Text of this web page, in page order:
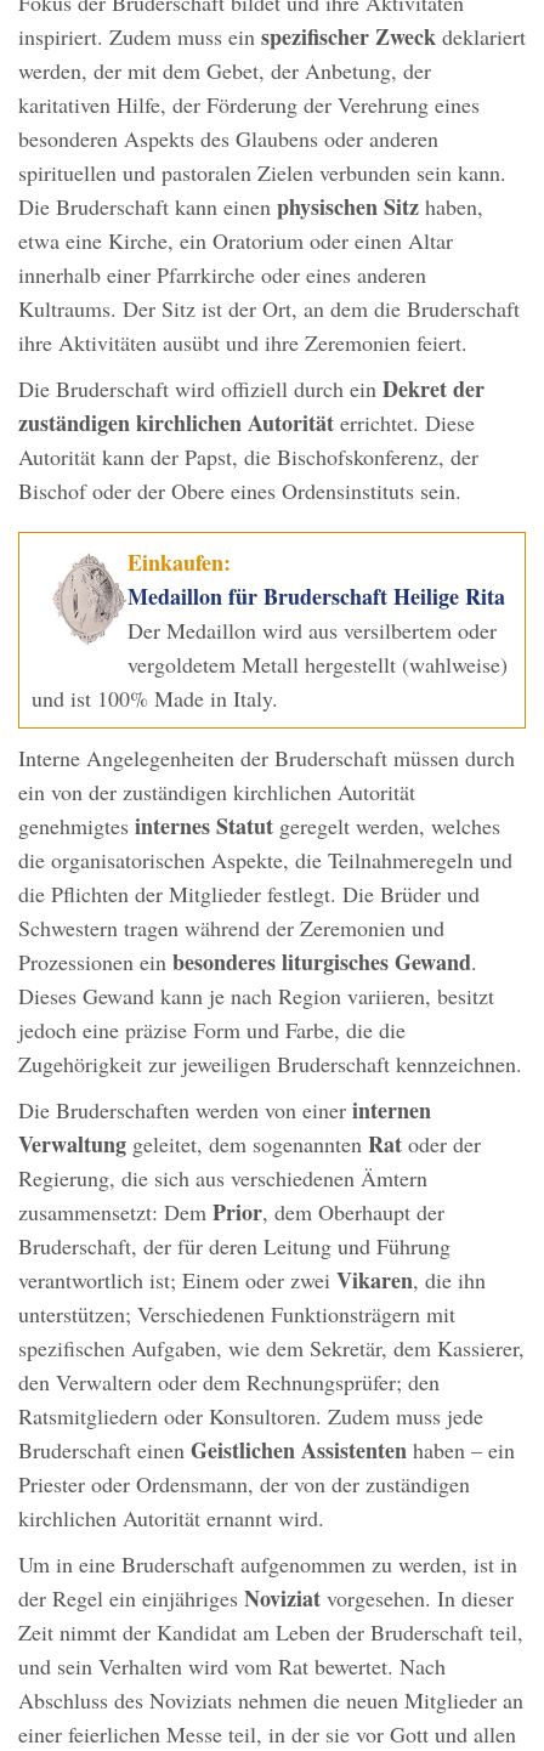
inspiriert. Zudem muss ein spezifischer Zweck deklariert
werden, der mit dem Gebet, der Anbetung, der
karitativen Hilfe, der Förderung der Verehrung eines
besonderen Aspekts des Glaubens oder anderen
spirituellen und pastoralen Zielen verbunden sein kann.
Die Bruderschaft kann einen physischen Sitz haben,
etwa eine Kirche, ein Oratorium oder einen Altar
innerhalb einer Pfarrkirche oder eines anderen
Kultraums. Der Sitz ist der Ort, an dem die Bruderschaft
ihre Aktivitäten ausübt und ihre Zeremonien feiert.
Die Bruderschaft wird offiziell durch ein Dekret der
zuständigen kirchlichen Autorität errichtet. Diese
Autorität kann der Papst, die Bischofskonferenz, der
Bischof oder der Obere eines Ordensinstituts sein.
Einkaufen:
Medaillon für Bruderschaft Heilige Rita
Der Medaillon wird aus versilbertem oder
vergoldetem Metall hergestellt (wahlweise)
und ist 100% Made in Italy.
Interne Angelegenheiten der Bruderschaft müssen durch
ein von der zuständigen kirchlichen Autorität
genehmigtes internes Statut geregelt werden, welches
die organisatorischen Aspekte, die Teilnahmeregeln und
die Pflichten der Mitglieder festlegt. Die Brüder und
Schwestern tragen während der Zeremonien und
Prozessionen ein besonderes liturgisches Gewand.
Dieses Gewand kann je nach Region variieren, besitzt
jedoch eine präzise Form und Farbe, die die
Zugehörigkeit zur jeweiligen Bruderschaft kennzeichnen.
Die Bruderschaften werden von einer internen
Verwaltung geleitet, dem sogenannten Rat oder der
Regierung, die sich aus verschiedenen Ämtern
zusammensetzt: Dem Prior, dem Oberhaupt der
Bruderschaft, der für deren Leitung und Führung
verantwortlich ist; Einem oder zwei Vikaren, die ihn
unterstützen; Verschiedenen Funktionsträgern mit
spezifischen Aufgaben, wie dem Sekretär, dem Kassierer,
den Verwaltern oder dem Rechnungsprüfer; den
Ratsmitgliedern oder Konsultoren. Zudem muss jede
Bruderschaft einen Geistlichen Assistenten haben – ein
Priester oder Ordensmann, der von der zuständigen
kirchlichen Autorität ernannt wird.
Um in eine Bruderschaft aufgenommen zu werden, ist in
der Regel ein einjähriges Noviziat vorgesehen. In dieser
Zeit nimmt der Kandidat am Leben der Bruderschaft teil,
und sein Verhalten wird vom Rat bewertet. Nach
Abschluss des Noviziats nehmen die neuen Mitglieder an
einer feierlichen Messe teil, in der sie vor Gott und allen